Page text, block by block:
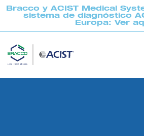
Bracco y ACIST Medical
sistema de diagnóstico
Europa: Ver